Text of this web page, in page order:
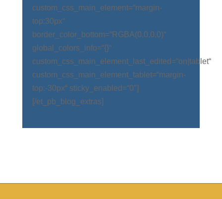
custom_css_main_element=“margin-
top:30px“
border_color_bottom=“RGBA(0,0,0,0)“
global_colors_info=“{}“
custom_css_main_element_last_edited=“on|tablet“
custom_css_main_element_tablet=“margin-
top:-30px“ sticky_enabled=“0″]
[/et_pb_blog_extras]